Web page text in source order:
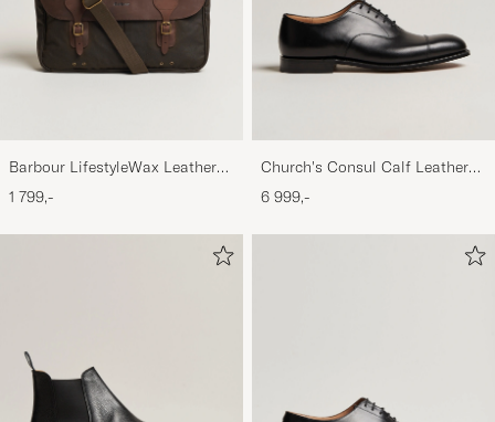
Barbour LifestyleWax Leather
Briefcase Olive
1 799,-
Church's Consul Calf Leather
Oxford Black
6 999,-